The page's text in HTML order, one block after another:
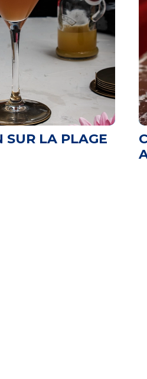
LA PLAGE